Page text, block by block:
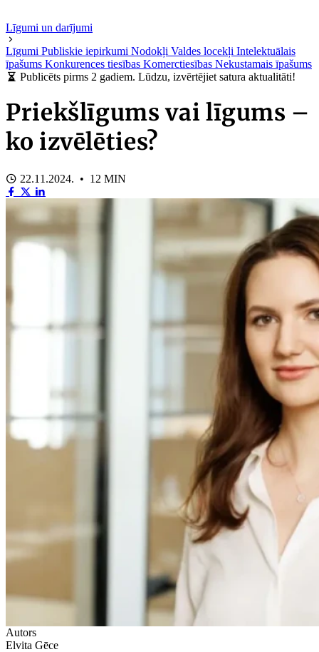
Līgumi un darījumi
Līgumi Publiskie iepirkumi Nodokļi Valdes locekļi Intelektuālais
īpašums Konkurences tiesības Komerctiesības Nekustamais īpašums
Publicēts pirms 2 gadiem. Lūdzu, izvērtējiet satura aktualitāti!
Priekšlīgums vai līgums –
ko izvēlēties?
22.11.2024. • 12 MIN
Autors
Elvita Gēce